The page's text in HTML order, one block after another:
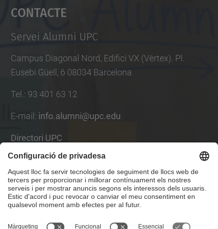
powered by
Contacte
Servei Alumni UPC
Campus Diagonal Nord, Edifici VX (Vèrtex). Pl.
Eusebi Güell, 6 08034 Barcelona
Tel. : 93 401 63 12
E-mail : info.alumni@upc.edu
Directori UPC
Formulari de contacte
Llista Xarxes Socials